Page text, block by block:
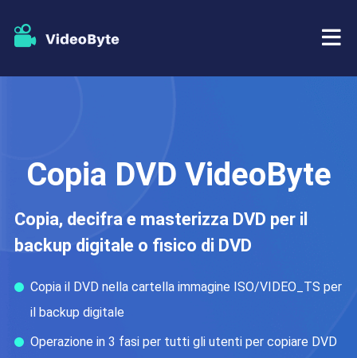
Ripper di DVD
Lettore Blu-ray
Copia DVD
Risorse
Supporto
Copia DVD VideoByte
Copia, decifra e masterizza DVD per il
backup digitale o fisico di DVD
Copia il DVD nella cartella immagine ISO/VIDEO_TS per
il backup digitale
Operazione in 3 fasi per tutti gli utenti per copiare DVD